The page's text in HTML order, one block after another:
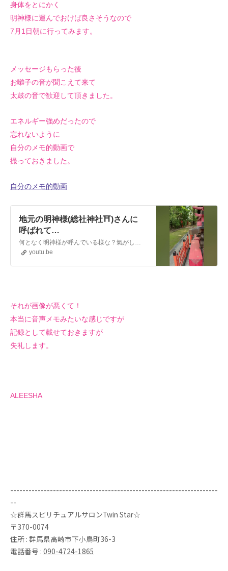
身体をとにかく
明神様に運んでおけば良さそうなので
7月1日朝に行ってみます。
メッセージもらった後
お囃子の音が聞こえて来て
太鼓の音で歓迎して頂きました。
エネルギー強めだったので
忘れないように
自分のメモ的動画で
撮っておきました。
自分のメモ的動画
地元の明神様(総社神社⛩️)さんに
呼ばれて…
何となく明神様が呼んでいる様な？氣がして、行ってみるとお囃子と太鼓の音で歓迎して頂きました。この土地の古い古い封印が解除されるそうで、そのお仕事を依頼されました。ジャーメインチャネラーの私のカラーの仕事では無さそうな雰囲気ですが…私の地元ですので喜んでさせて頂きます。7月1日の朝にまた行ってきます⛩️🌿💛💛...
youtu.be
それが画像が悪くて！
本当に音声メモみたいな感じですが
記録として載せておきますが
失礼します。
ALEESHA
--------------------------------------------------------------------
--
☆群馬スピリチュアルサロンTwin Star☆
〒370-0074
住所 : 群馬県高崎市下小鳥町36-3
電話番号 : 090-4724-1865